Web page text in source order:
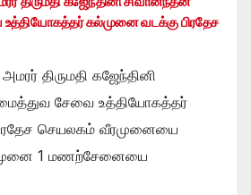
கல்முனை வடக்கு பிரதேச
திருமதி கஜேந்தினி
சேவை உத்தியோகத்தர்
செயலகம் வீரமுனையை
1 மணற்சேனையை